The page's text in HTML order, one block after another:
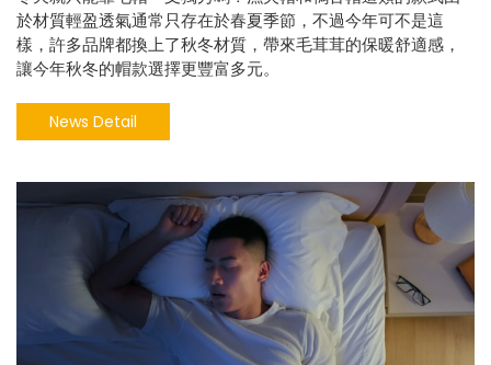
於材質輕盈透氣通常只存在於春夏季節，不過今年可不是這
樣，許多品牌都換上了秋冬材質，帶來毛茸茸的保暖舒適感，
讓今年秋冬的帽款選擇更豐富多元。
News Detail